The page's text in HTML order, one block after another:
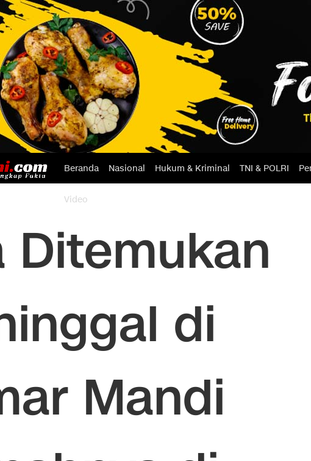
Beranda Nasional Hukum & Kriminal TNI & POLRI
Video
Ditemukan
di
Mandi